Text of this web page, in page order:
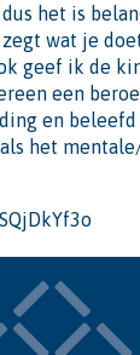
het is
wat je
geef ik de
een
en
het